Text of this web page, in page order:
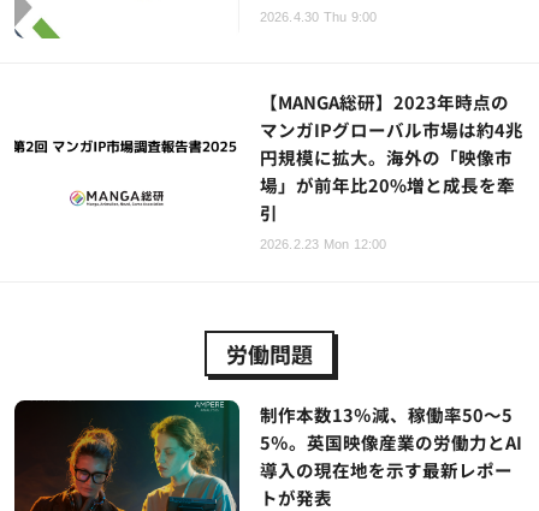
2026.4.30 Thu 9:00
【MANGA総研】2023年時点の
マンガIPグローバル市場は約4兆
円規模に拡大。海外の「映像市
場」が前年比20%増と成長を牽
引
2026.2.23 Mon 12:00
労働問題
制作本数13％減、稼働率50～5
5％。英国映像産業の労働力とAI
導入の現在地を示す最新レポー
トが発表